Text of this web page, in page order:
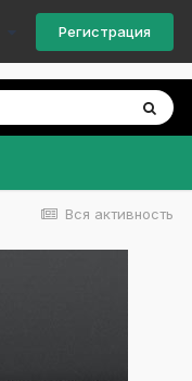
Регистрация
Вся активность